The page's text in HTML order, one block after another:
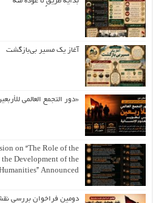
آغاز یک مسیر بی‌بازگشت
«دور التجمع العالمي
on “The Role of the
Development of the
Announced
دومین فراخوان بررسی